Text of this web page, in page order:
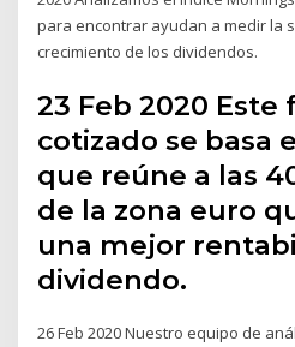
para encontrar ayudan a medir la
crecimiento de los dividendos.
23 Feb 2020 Este
cotizado se basa
que reúne a las
de la zona euro
una mejor
dividendo.
26 Feb 2020 Nuestro equipo de